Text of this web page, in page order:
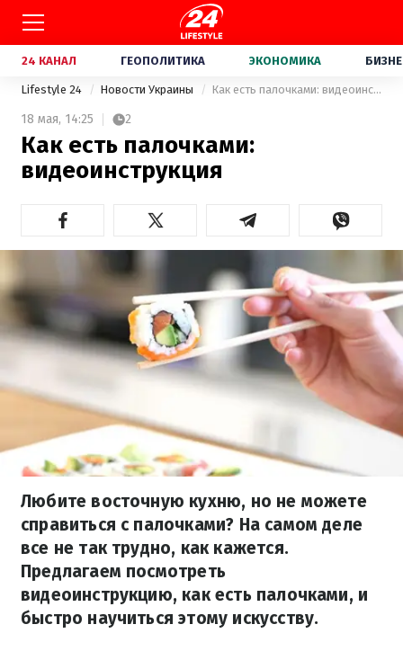
24 КАНАЛ ГЕОПОЛИТИКА ЭКОНОМИКА
Lifestyle 24 Новости Украины Как есть палочками: видеоинструкция
18 мая, 14:25 2
Как есть палочками:
видеоинструкция
Любите восточную кухню, но не можете
справиться с палочками? На самом деле
все не так трудно, как кажется.
Предлагаем посмотреть
видеоинструкцию, как есть палочками, и
быстро научиться этому искусству.